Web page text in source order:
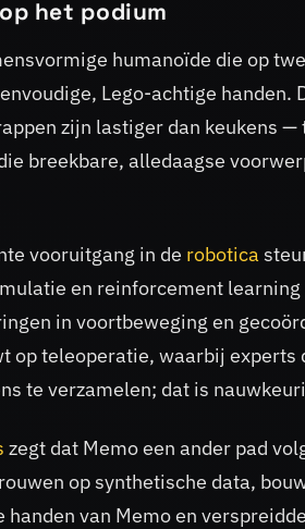
het podium
humanoïde die op
Lego-achtige
zijn lastiger dan keukens
breekbare, alledaagse
vooruitgang in de robotica
en reinforcement
in voortbeweging en
op teleoperatie, waarbij
te verzamelen; dat is
zegt dat Memo een ander pad
op synthetische data,
handen van Memo en